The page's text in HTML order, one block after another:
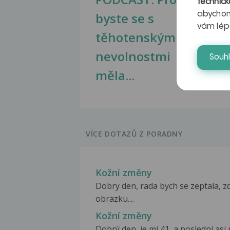
byste se s
těhotenskými
nevolnostmi
měla...
VÍCE DOTAZŮ Z PORADNY
Kožní změny
Dobry den, rada bych se zeptala,
obrazku....
Kožní změny
vám